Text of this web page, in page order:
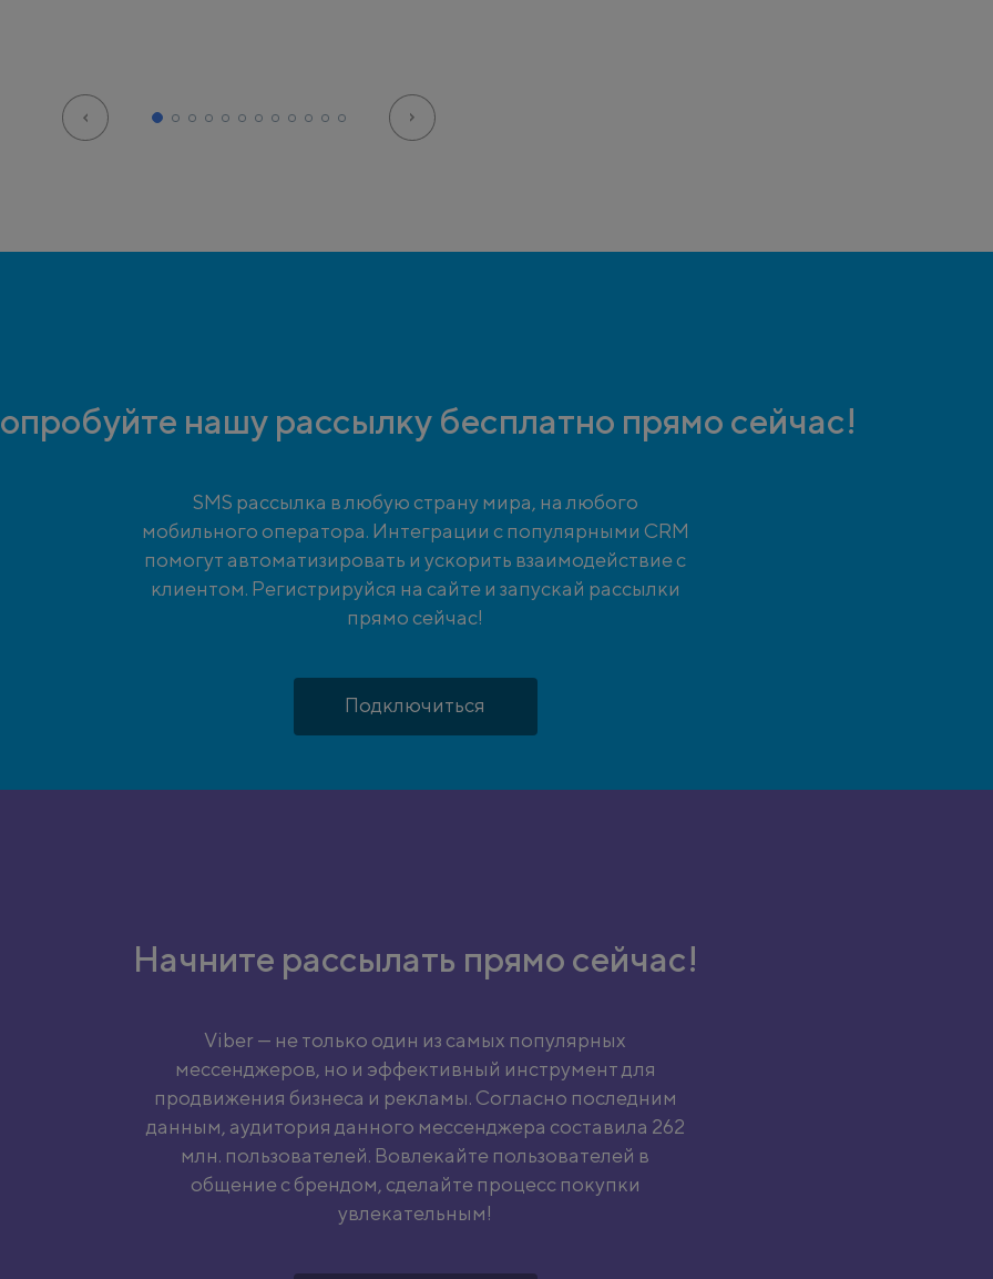
нашу рассылку бесплатно прямо сейчас!
SMS рассылка в любую страну мира, на любого
мобильного оператора. Интеграции с популярными CRM
помогут автоматизировать и ускорить взаимодействие с
клиентом. Регистрируйся на сайте и запускай рассылки
прямо сейчас!
Подключиться
Начните рассылать прямо сейчас!
Viber — не только один из самых популярных
мессенджеров, но и эффективный инструмент для
продвижения бизнеса и рекламы. Согласно последним
данным, аудитория данного мессенджера составила 262
млн. пользователей. Вовлекайте пользователей в
общение с брендом, сделайте процесс покупки
увлекательным!